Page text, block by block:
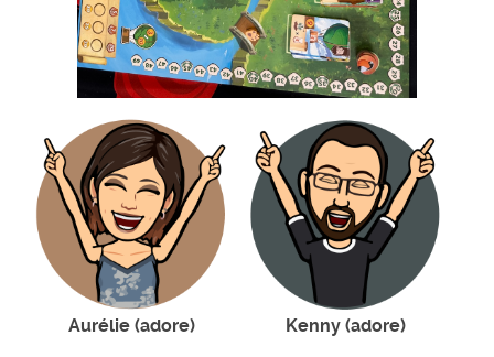
Aurélie (adore) Kenny (adore)